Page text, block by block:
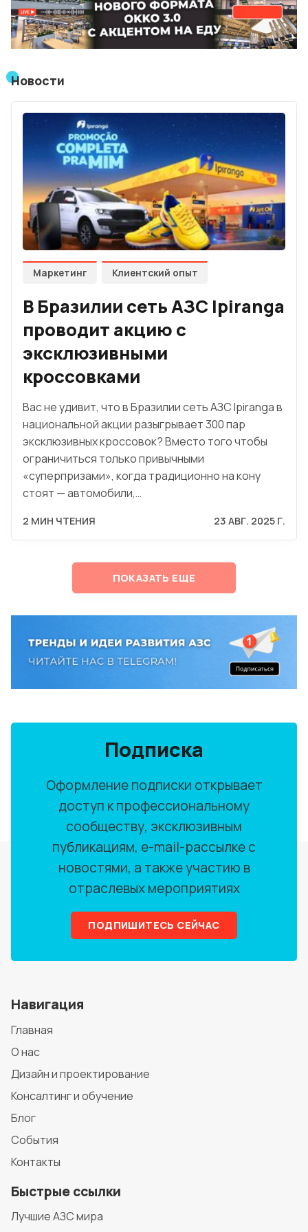
Мнения
Условия использования материалов
Политика конфиденциальности и cookie
Новости
Маркетинг Клиентский опыт
В Бразилии сеть АЗС Ipiranga
проводит акцию с
эксклюзивными
кроссовками
Вас не удивит, что в Бразилии сеть АЗС Ipiranga в
национальной акции разыгрывает 300 пар
эксклюзивных кроссовок? Вместо того чтобы
ограничиться только привычными
«суперпризами», когда традиционно на кону
стоят — автомобили,…
2 МИН ЧТЕНИЯ 23 АВГ. 2025 Г.
ПОКАЗАТЬ ЕЩЕ
Подписка
Оформление подписки открывает
доступ к профессиональному
сообществу, эксклюзивным
публикациям, e-mail-рассылке с
новостями, а также участию в
отраслевых мероприятиях
ПОДПИШИТЕСЬ СЕЙЧАС
Навигация
Главная
О нас
Дизайн и проектирование
Консалтинг и обучение
Блог
События
Контакты
Быстрые ссылки
Лучшие АЗС мира